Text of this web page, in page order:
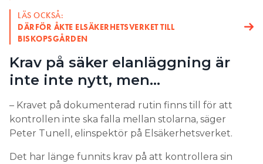
LÄS OCKSÅ:
DÄRFÖR ÅKTE ELSÄKERHETSVERKET TILL
BISKOPSGÅRDEN
Krav på säker elanläggning är
inte inte nytt, men…
– Kravet på dokumenterad rutin finns till för att
kontrollen inte ska falla mellan stolarna, säger
Peter Tunell, elinspektör på Elsäkerhetsverket.
Det har länge funnits krav på att kontrollera sin